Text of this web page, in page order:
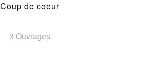
Coup de coeur
3 Ouvrages